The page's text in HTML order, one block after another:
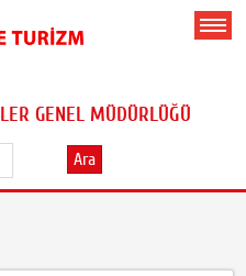
GENEL MÜDÜRLÜĞÜ
Ara